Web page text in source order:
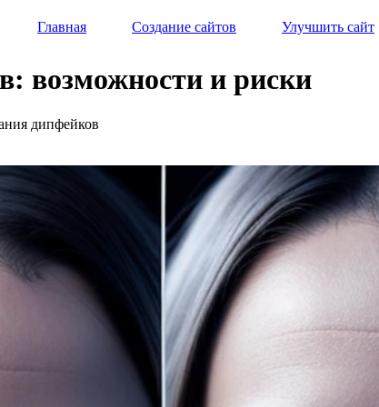
Главная Создание сайтов Улучшить сайт
возможности и риски
дипфейков